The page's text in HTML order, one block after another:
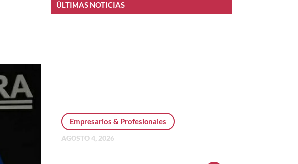
ÚLTIMAS NOTICIAS
Empresarios & Profesionales
AGOSTO 4, 2026